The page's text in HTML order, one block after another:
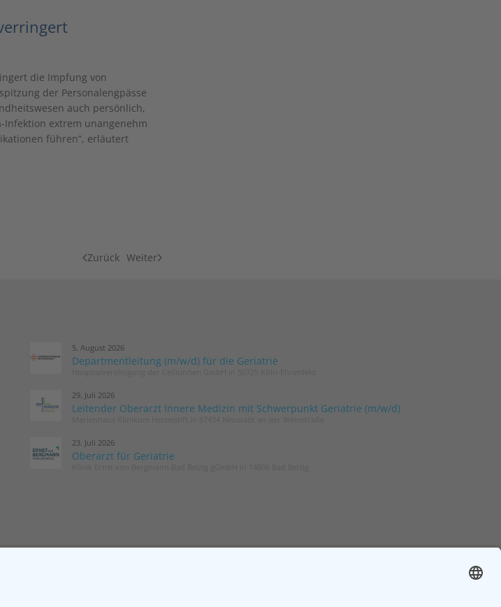
die Impfung von
der Personalengpässe
auch persönlich,
Infektion extrem unangenehm
führen“, erläutert
Zurück Weiter
5. August 2026
Departmentleitung (m/w/d) für die Geriatrie
29. Juli 2026
Leitender Oberarzt Innere Medizin mit Schwerpunkt Geriatrie (m/w/d)
23. Juli 2026
Oberarzt für Geriatrie